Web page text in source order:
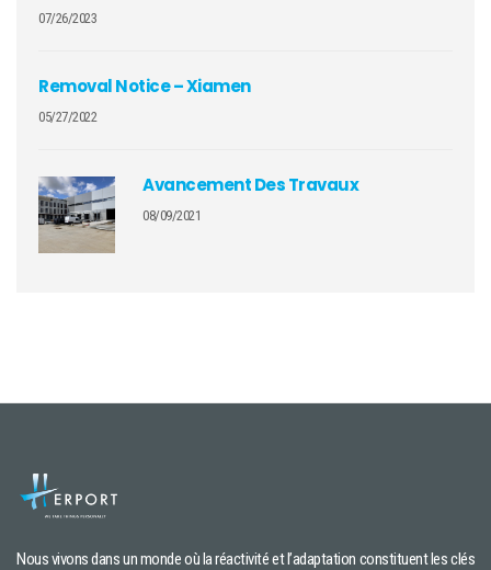
07/26/2023
Removal Notice – Xiamen
05/27/2022
Avancement Des Travaux
08/09/2021
Nous vivons dans un monde où la réactivité et l’adaptation constituent les clés